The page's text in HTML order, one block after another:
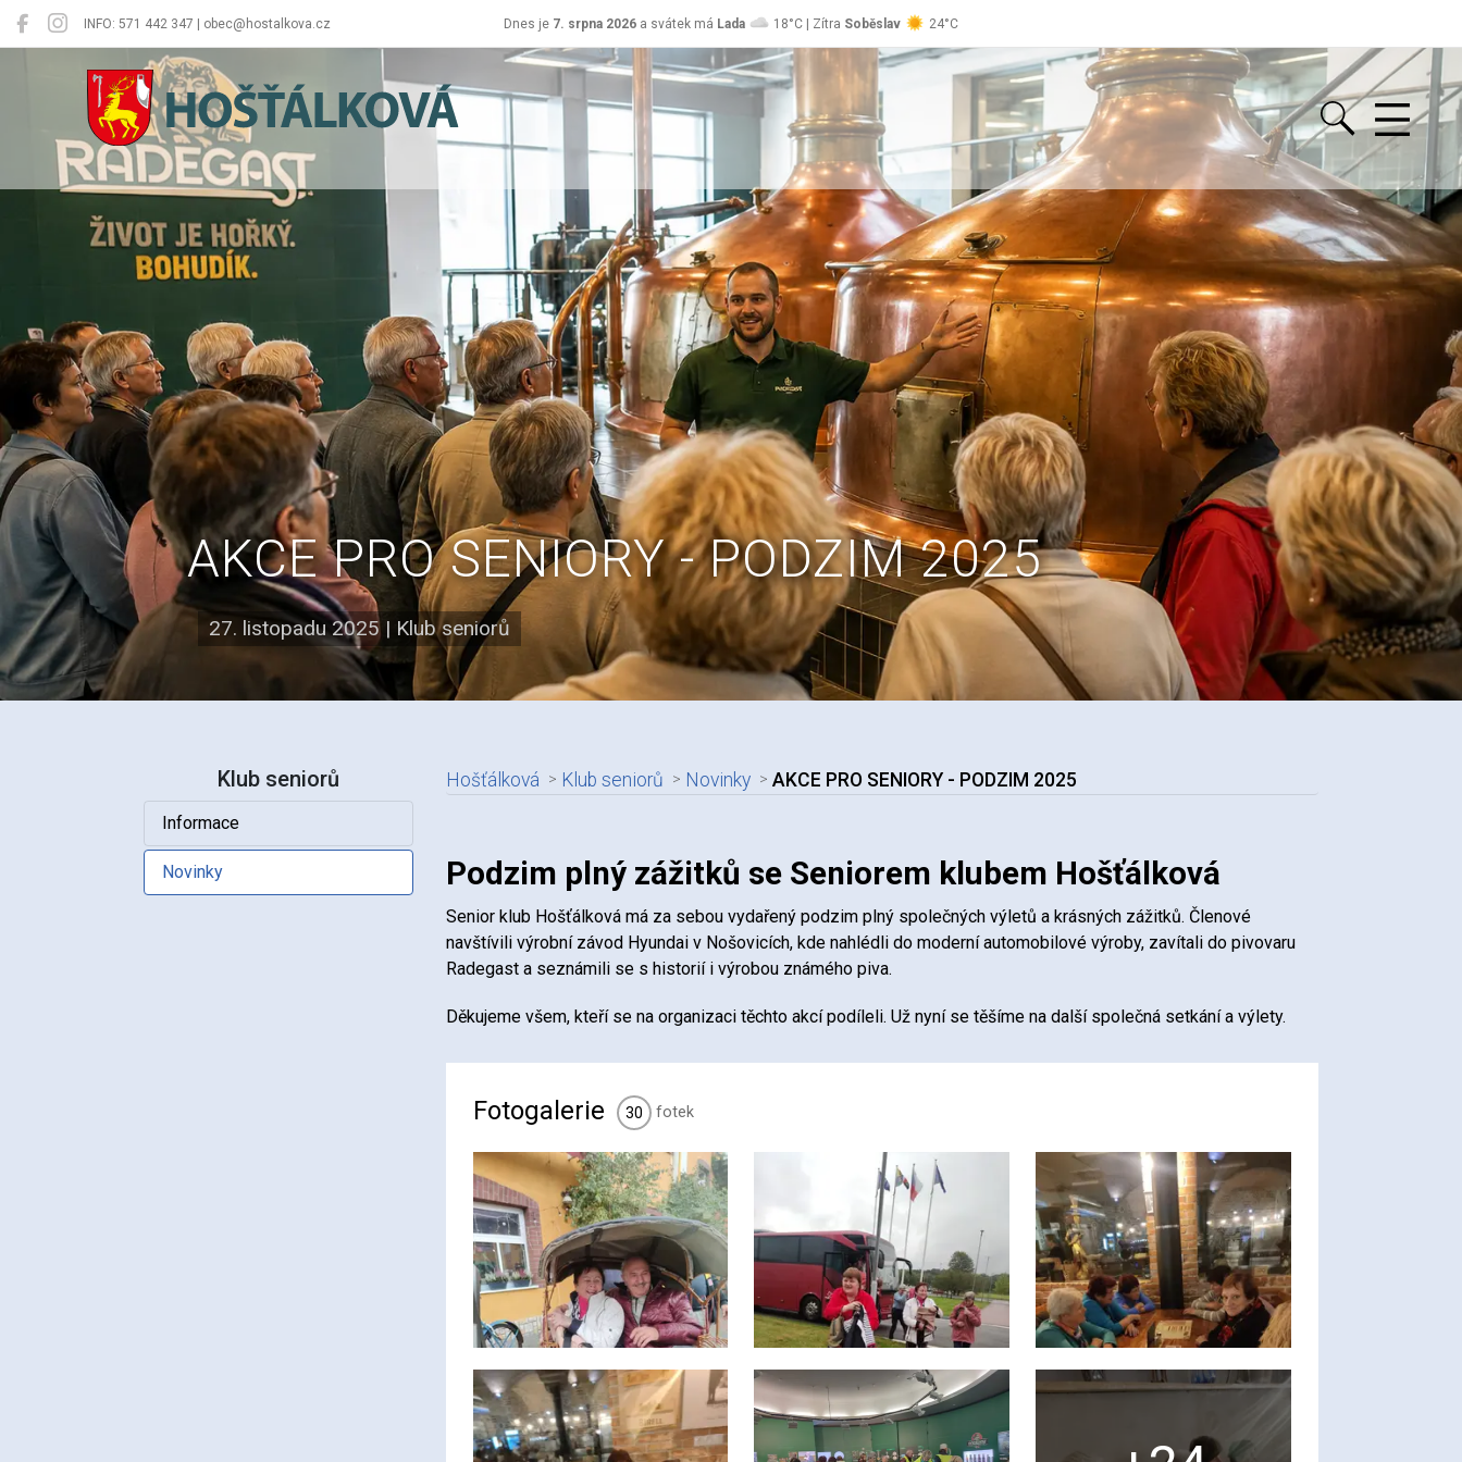
INFO: 571 442 347 | obec@hostalkova.cz Dnes je 7. srpna 2026 a svátek má Lada 18°C | Zítra Soběslav 24°C
Hošťálková
AKCE PRO SENIORY - PODZIM 2025
27. listopadu 2025| Klub seniorů
Klub seniorů
Informace
Novinky
Hošťálková Klub seniorů Novinky AKCE PRO SENIORY - PODZIM 2025
Nadpis článku
Podzim plný zážitků se Seniorem klubem Hošťálková
Senior klub Hošťálková má za sebou vydařený podzim plný společných výletů a krásných zážitků. Členové
navštívili výrobní závod Hyundai v Nošovicích, kde nahlédli do moderní automobilové výroby, zavítali do pivovaru
Radegast a seznámili se s historií i výrobou známého piva.
Děkujeme všem, kteří se na organizaci těchto akcí podíleli. Už nyní se těšíme na další společná setkání a výlety.
Fotogalerie 30 fotek